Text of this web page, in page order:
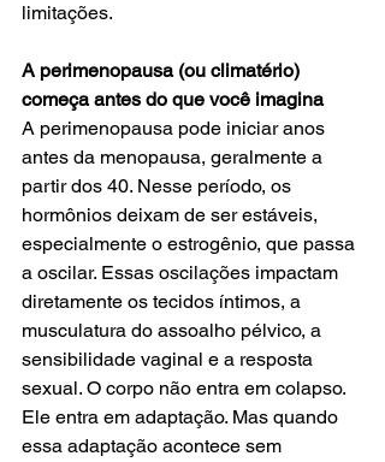
limitações.
A perimenopausa (ou climatério)
começa antes do que você imagina
A perimenopausa pode iniciar anos
antes da menopausa, geralmente a
partir dos 40. Nesse período, os
hormônios deixam de ser estáveis,
especialmente o estrogênio, que passa
a oscilar. Essas oscilações impactam
diretamente os tecidos íntimos, a
musculatura do assoalho pélvico, a
sensibilidade vaginal e a resposta
sexual. O corpo não entra em colapso.
Ele entra em adaptação. Mas quando
essa adaptação acontece sem